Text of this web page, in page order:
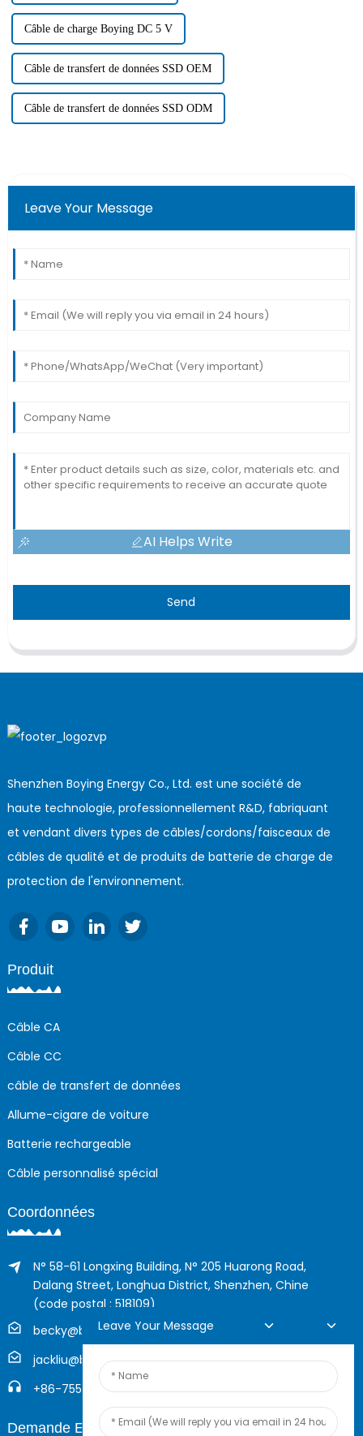
Câble de charge Boying DC 5 V
Câble de transfert de données SSD OEM
Câble de transfert de données SSD ODM
Leave Your Message
AI Helps Write
Send
Shenzhen Boying Energy Co., Ltd. est une société de
haute technologie, professionnellement R&D, fabriquant
et vendant divers types de câbles/cordons/faisceaux de
câbles de qualité et de produits de batterie de charge de
protection de l'environnement.
Produit
Câble CA
Câble CC
câble de transfert de données
Allume-cigare de voiture
Batterie rechargeable
Câble personnalisé spécial
Coordonnées
N° 58-61 Longxing Building, N° 205 Huarong Road,
Dalang Street, Longhua District, Shenzhen, Chine
(code postal : 518109)
becky@boyingcable.com
jackliu@boyingcable.com
+86-755-21014277
Demande En Ligne
Leave Your Message